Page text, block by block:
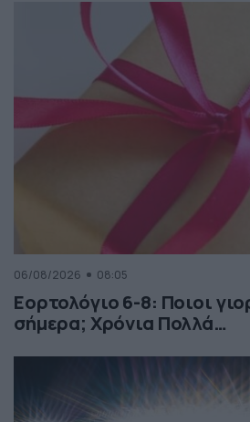
06/08/2026 08:05
Εορτολόγιο 6-8: Ποιοι
σήμερα; Χρόνια Πολλά…